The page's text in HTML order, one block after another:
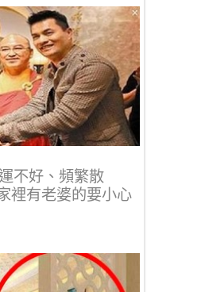
不好、頻繁散
裡有老婆的要小心